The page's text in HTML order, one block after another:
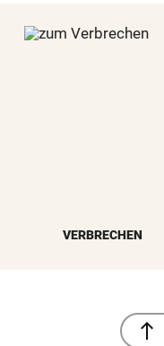
VERBRECHEN
north